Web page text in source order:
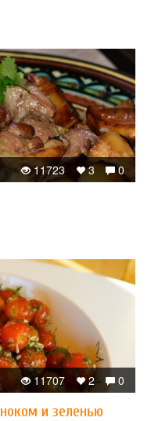
0
3
11723
0
2
11707
и зеленью